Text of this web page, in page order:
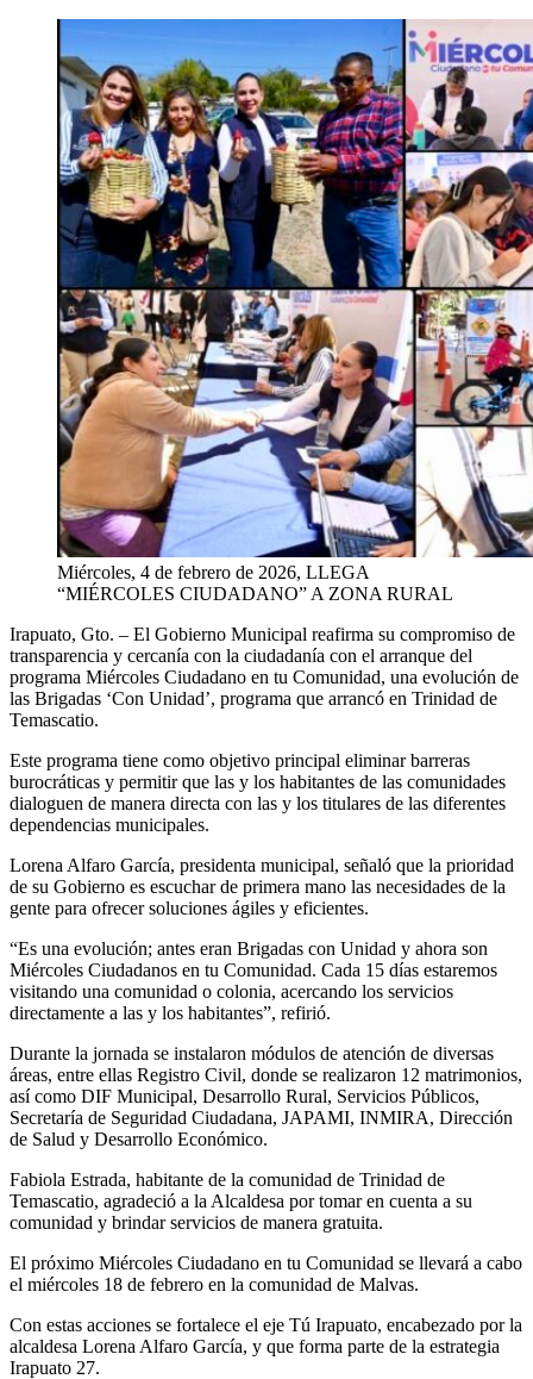
Miércoles, 4 de febrero de 2026, LLEGA
“MIÉRCOLES CIUDADANO” A ZONA RURAL
Irapuato, Gto. – El Gobierno Municipal reafirma su compromiso de
transparencia y cercanía con la ciudadanía con el arranque del
programa Miércoles Ciudadano en tu Comunidad, una evolución de
las Brigadas ‘Con Unidad’, programa que arrancó en Trinidad de
Temascatio.
Este programa tiene como objetivo principal eliminar barreras
burocráticas y permitir que las y los habitantes de las comunidades
dialoguen de manera directa con las y los titulares de las diferentes
dependencias municipales.
Lorena Alfaro García, presidenta municipal, señaló que la prioridad
de su Gobierno es escuchar de primera mano las necesidades de la
gente para ofrecer soluciones ágiles y eficientes.
“Es una evolución; antes eran Brigadas con Unidad y ahora son
Miércoles Ciudadanos en tu Comunidad. Cada 15 días estaremos
visitando una comunidad o colonia, acercando los servicios
directamente a las y los habitantes”, refirió.
Durante la jornada se instalaron módulos de atención de diversas
áreas, entre ellas Registro Civil, donde se realizaron 12 matrimonios,
así como DIF Municipal, Desarrollo Rural, Servicios Públicos,
Secretaría de Seguridad Ciudadana, JAPAMI, INMIRA, Dirección
de Salud y Desarrollo Económico.
Fabiola Estrada, habitante de la comunidad de Trinidad de
Temascatio, agradeció a la Alcaldesa por tomar en cuenta a su
comunidad y brindar servicios de manera gratuita.
El próximo Miércoles Ciudadano en tu Comunidad se llevará a cabo
el miércoles 18 de febrero en la comunidad de Malvas.
Con estas acciones se fortalece el eje Tú Irapuato, encabezado por la
alcaldesa Lorena Alfaro García, y que forma parte de la estrategia
Irapuato 27.